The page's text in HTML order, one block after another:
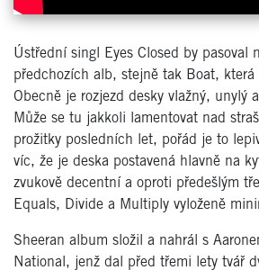
Ústřední singl Eyes Closed by pasoval
předchozích alb, stejně tak Boat, která
Obecně je rozjezd desky vlažný, unylý
Může se tu jakkoli lamentovat nad
prožitky posledních let, pořád je to
víc, že je deska postavená hlavně na
zvukově decentní a oproti předešlým
Equals, Divide a Multiply vyloženě
Sheeran album složil a nahrál s
National, jenž dal před třemi lety tvář